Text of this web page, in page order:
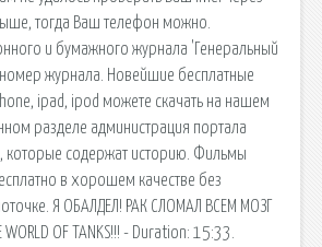
тогда Ваш телефон можно.
и бумажного журнала 'Генеральный
журнала. Новейшие бесплатные
ipad, ipod можете скачать на нашем
разделе администрация портала
которые содержат историю. Фильмы
в хорошем качестве без
Я ОБАЛДЕЛ! РАК СЛОМАЛ ВСЕМ МОЗГ
OF TANKS!!! - Duration: 15:33.